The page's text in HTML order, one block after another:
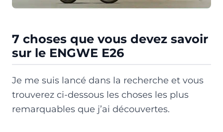
7 choses que vous devez savoir
sur le ENGWE E26
Je me suis lancé dans la recherche et vous
trouverez ci-dessous les choses les plus
remarquables que j’ai découvertes.